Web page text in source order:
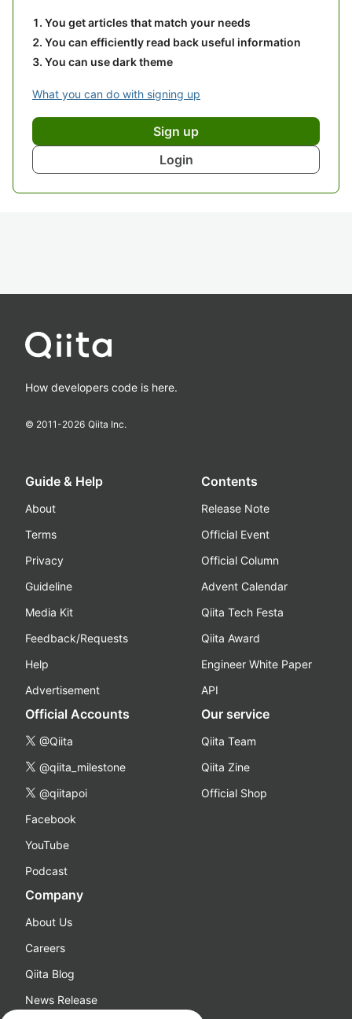
You get articles that match your needs
You can efficiently read back useful information
You can use dark theme
What you can do with signing up
Sign up
Login
How developers code is here.
© 2011-2026 Qiita Inc.
Guide & Help
About
Terms
Privacy
Guideline
Media Kit
Feedback/Requests
Help
Advertisement
Contents
Release Note
Official Event
Official Column
Advent Calendar
Qiita Tech Festa
Qiita Award
Engineer White Paper
API
Official Accounts
@Qiita
@qiita_milestone
@qiitapoi
Facebook
YouTube
Podcast
Our service
Qiita Team
Qiita Zine
Official Shop
Company
About Us
Careers
Qiita Blog
News Release